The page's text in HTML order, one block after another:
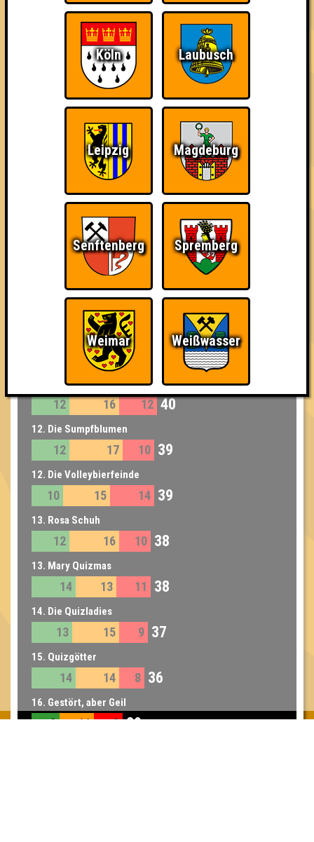
4. Noteingang
17 56
5. Die Versinnbildlichung der Ahnungslosigkeit
15 55
6. Schusterjungen
52
7. Lars Quizmas
16 48
8. Team Schlübberjummi
17 44
9. Von A bis Z alle nett
14
10. Die Volleybierfreunde
15
11. Synapsenfasching
16
11. Dichter & Denker
12 16 12 40
12. Die Sumpfblumen
12 17 10 39
12. Die Volleybierfeinde
10 15 14 39
13. Rosa Schuh
12 16 10 38
13. Mary Quizmas
14 13 11 38
14. Die Quizladies
13 15 9 37
15. Quizgötter
14 14 8 36
16. Gestört, aber Geil
9 11 9 29
Köln Laubusch
Leipzig Magdeburg
Senftenberg Spremberg
Weimar Weißwasser